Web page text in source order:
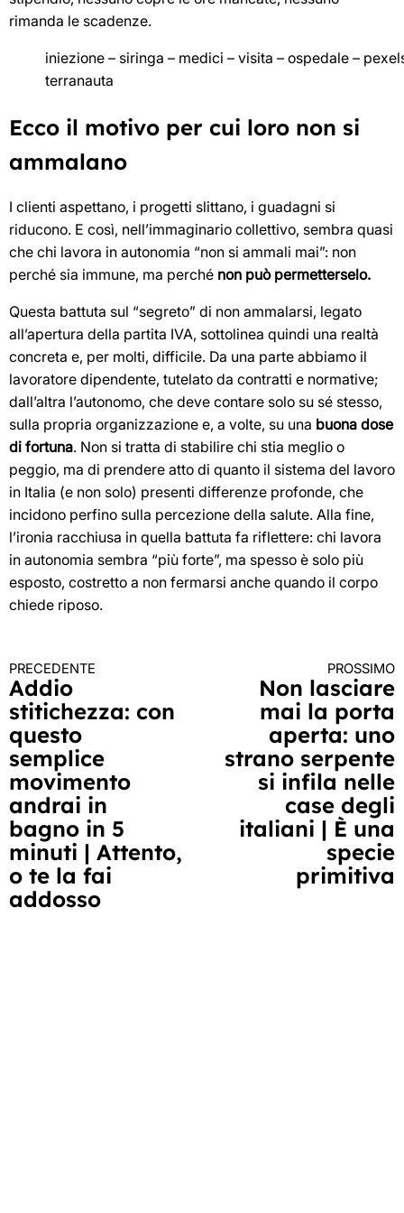
rimanda le scadenze.
iniezione – siringa – medici – visita – ospedale –
terranauta
Ecco il motivo per cui loro non si
ammalano
I clienti aspettano, i progetti slittano, i guadagni si
riducono. E così, nell’immaginario collettivo, sembra quasi
che chi lavora in autonomia “non si ammali mai”: non
perché sia immune, ma perché non può permetterselo.
Questa battuta sul “segreto” di non ammalarsi, legato
all’apertura della partita IVA, sottolinea quindi una realtà
concreta e, per molti, difficile. Da una parte abbiamo il
lavoratore dipendente, tutelato da contratti e normative;
dall’altra l’autonomo, che deve contare solo su sé stesso,
sulla propria organizzazione e, a volte, su una buona dose
di fortuna. Non si tratta di stabilire chi stia meglio o
peggio, ma di prendere atto di quanto il sistema del lavoro
in Italia (e non solo) presenti differenze profonde, che
incidono perfino sulla percezione della salute. Alla fine,
l’ironia racchiusa in quella battuta fa riflettere: chi lavora
in autonomia sembra “più forte”, ma spesso è solo più
esposto, costretto a non fermarsi anche quando il corpo
chiede riposo.
Continua
a
leggere
PRECEDENTE
Addio
stitichezza: con
questo
semplice
movimento
andrai in
bagno in 5
minuti | Attento,
o te la fai
addosso
PROSSIMO
Non lasciare
mai la porta
aperta: uno
strano serpente
si infila nelle
case degli
italiani | È una
specie
primitiva